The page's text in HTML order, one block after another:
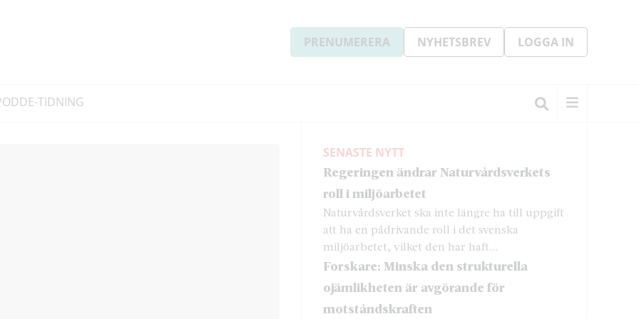
PRENUMERERA NYHETSBREV LOGGA IN
E-TIDNING
SENASTE NYTT
Regeringen ändrar Naturvårdsverkets
roll i miljöarbetet
Naturvårdsverket ska inte längre ha till uppgift
att ha en pådrivande roll i det svenska
miljöarbetet, vilket den har haft...
Forskare: Minska den strukturella
ojämlikheten är avgörande för
motståndskraften